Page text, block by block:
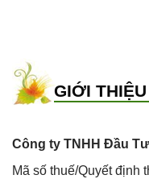
GIỚI THIỆU
Công ty TNHH Đầu
Mã số thuế/Quyết